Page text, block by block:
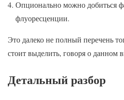
Опционально можно добиться
флуоресценции.
Это далеко не полный перечень
стоит выделить, говоря о данном
Детальный разбор